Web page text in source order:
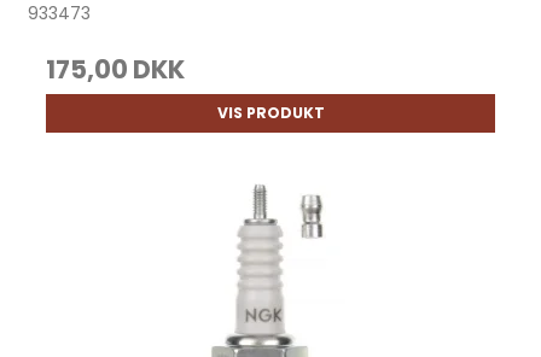
933473
175,00 DKK
VIS PRODUKT